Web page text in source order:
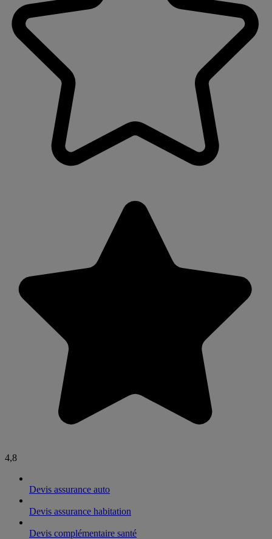
4,8
Devis assurance auto
Devis assurance habitation
Devis complémentaire santé